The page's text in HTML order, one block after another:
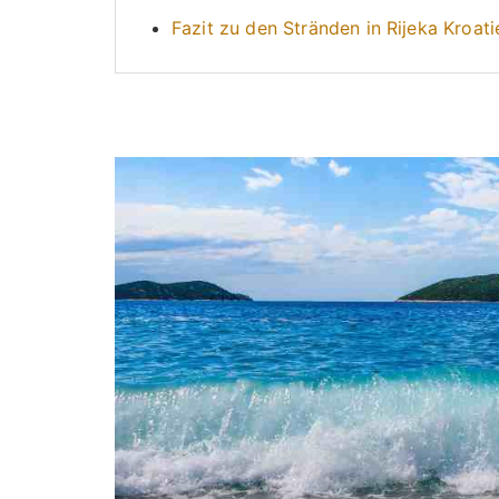
Fazit zu den Stränden in Rijeka